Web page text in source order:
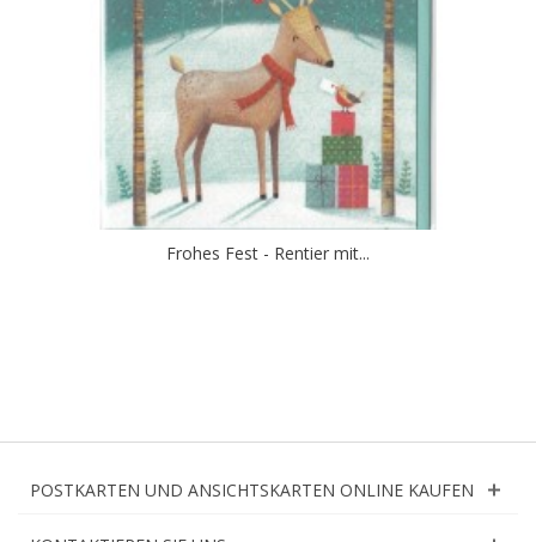
Frohes Fest - Rentier mit...
POSTKARTEN UND ANSICHTSKARTEN ONLINE KAUFEN